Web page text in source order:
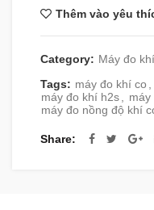
Thêm vào yêu
Category: Máy đo
Tags: máy đo khí co ,
máy đo khí h2s, máy
máy đo nồng độ khí
Share